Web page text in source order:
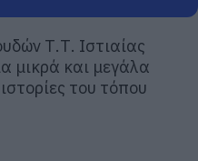
Τ.Τ. Ιστιαίας
μικρά και μεγάλα
του τόπου